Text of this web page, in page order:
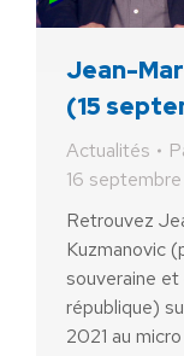
Jean-
(15
Actualités
16
Retrouvez
Kuzmanovic
souveraine
république)
2021 au